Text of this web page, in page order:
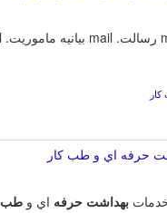
حرفه اي و طب كار
بهداشت حرفه اي و طب